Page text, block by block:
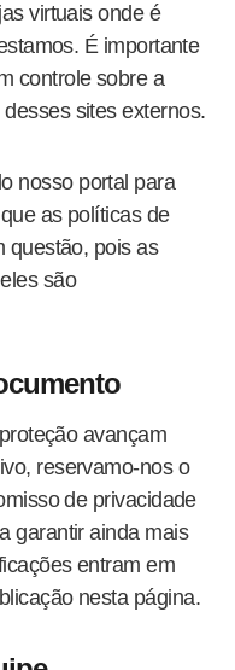
virtuais onde é
É importante
controle sobre a
sites externos.
nosso portal para
as políticas de
questão, pois as
são
avançam
reservamo-nos o
de privacidade
garantir ainda mais
entram em
nesta página.